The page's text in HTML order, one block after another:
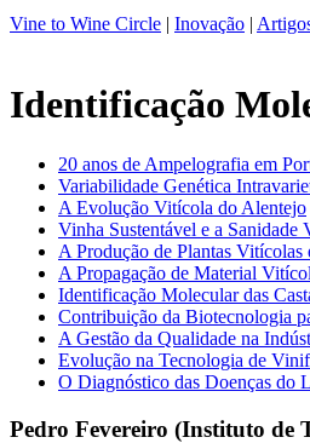
Vine to Wine Circle | Inovação |
Identificação
20 anos de Ampelografia em
Variabilidade Genética
A Evolução Vitícola do Alentejo
Vinha Sustentável e a Sanidade
A Produção de Plantas Vitícolas
A Propagação de Material
Identificação Molecular das
Contribuição da Biotecnologia
A Gestão da Qualidade na
Evolução na Tecnologia de
O Diagnóstico das Doenças do
Pedro Fevereiro (Instituto de